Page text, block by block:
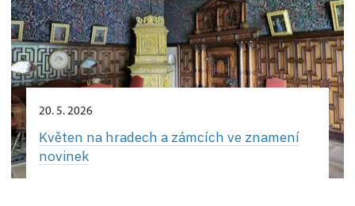
20. 5. 2026
Květen na hradech a zámcích ve znamení
novinek